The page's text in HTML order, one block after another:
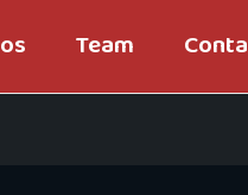
Team